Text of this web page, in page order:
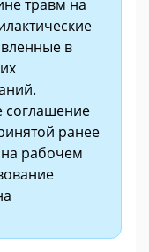
травм на
в
соглашение
ранее
рабочем